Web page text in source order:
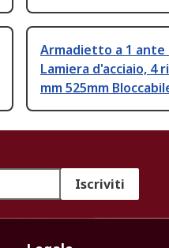
Armadietto a 1
Lamiera d'acciaio, 4
mm 525mm
Iscriviti